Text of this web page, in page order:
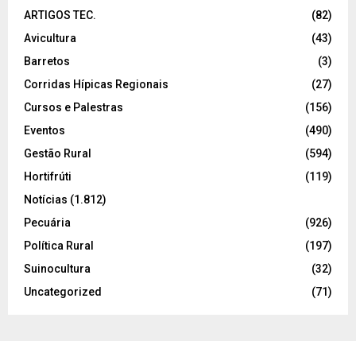
ARTIGOS TEC.
(82)
Avicultura
(43)
Barretos
(3)
Corridas Hípicas Regionais
(27)
Cursos e Palestras
(156)
Eventos
(490)
Gestão Rural
(594)
Hortifrúti
(119)
Notícias (1.812)
Pecuária
(926)
Política Rural
(197)
Suinocultura
(32)
Uncategorized
(71)